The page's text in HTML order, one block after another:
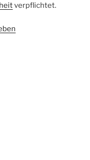
verpflichtet.